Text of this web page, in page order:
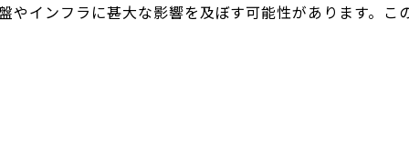
ンフラに甚大な影響を及ぼす可能性があります